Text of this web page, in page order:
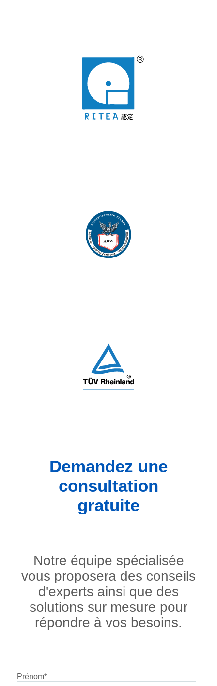
Demandez une
consultation
gratuite
Notre équipe spécialisée
vous proposera des conseils
d'experts ainsi que des
solutions sur mesure pour
répondre à vos besoins.
Prénom*